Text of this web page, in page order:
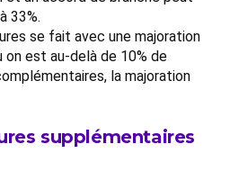
33%.
se fait avec une majoration
on est au-delà de 10% de
la majoration
supplémentaires